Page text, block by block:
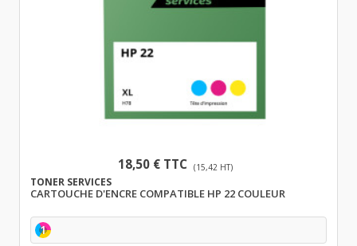
18,50 € TTC (15,42 HT)
TONER SERVICES
CARTOUCHE D'ENCRE COMPATIBLE HP 22 COULEUR
1